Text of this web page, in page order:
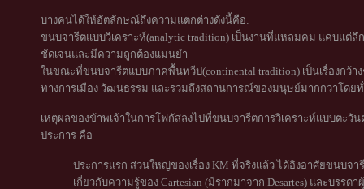
บางคนได้ให้อัตลักษณ์ถึงความแตกต่างดังนี้คือ:
ขนบจารีตแบบวิเคราะห์(analytic tradition) เป็นงานที่แหลมคม แคบแต่
ชัดเจนและมีความถูกต้องแม่นยำ
ในขณะที่ขนบจารีตแบบภาคพื้นทวีป(continental tradition) เป็นเรื่องกว้า
ทางการเมือง วัฒนธรรม และรวมถึงสถานการณ์ของมนุษย์มากกว่าโดย
เหตุผลของข้าพเจ้าในการโฟกัสลงไปที่ขนบจารีตการวิเคราะห์แบบตะ
ประการ คือ
ประการแรก ส่วนใหญ่ของเรื่อง KM ที่จริงแล้ว ได้อิงอาศัยขนบจา
เกี่ยวกับความรู้ของ Cartesian (มีรากมาจาก Desartes) และบรร